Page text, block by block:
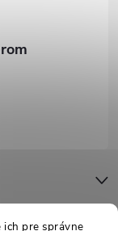
pre správne